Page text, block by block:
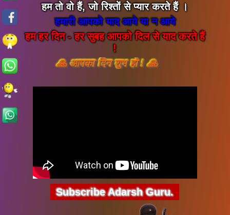
हम तो वो हैं, जो रिश्तों से प्यार करते हैं ।
हमारी आपको याद आये या न आये
हम हर दिन - हर सुबह आपको दिल से याद करते हैं
!
🙏 आपका दिन शुभ हो ! 🙏
Subscribe Adarsh Guru.